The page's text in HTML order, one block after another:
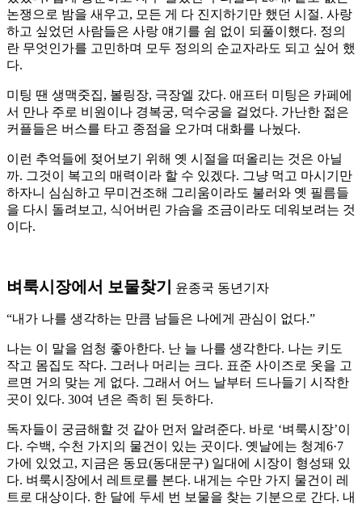
논쟁으로 밤을 새우고, 모든 게 다 진지하기만 했던 시절. 사랑
하고 싶었던 사람들은 사랑 얘기를 쉼 없이 되풀이했다. 정의
란 무엇인가를 고민하며 모두 정의의 순교자라도 되고 싶어 했
다.
미팅 땐 생맥줏집, 볼링장, 극장엘 갔다. 애프터 미팅은 카페에
서 만나 주로 비원이나 경복궁, 덕수궁을 걸었다. 가난한 젊은
커플들은 버스를 타고 종점을 오가며 대화를 나눴다.
이런 추억들에 젖어보기 위해 옛 시절을 떠올리는 것은 아닐
까. 그것이 복고의 매력이라 할 수 있겠다. 그냥 먹고 마시기만
하자니 심심하고 무미건조해 그리움이라도 불러와 옛 필름들
을 다시 돌려보고, 식어버린 가슴을 조금이라도 데워보려는 것
이다.
벼룩시장에서 보물찾기 윤종국 동년기자
“내가 나를 생각하는 만큼 남들은 나에게 관심이 없다.”
나는 이 말을 엄청 좋아한다. 난 늘 나를 생각한다. 나는 키도
작고 몸집도 작다. 그러나 머리는 크다. 표준 사이즈로 옷을 고
르면 거의 맞는 게 없다. 그래서 어느 날부터 드나들기 시작한
곳이 있다. 30여 년은 족히 된 듯하다.
독자들이 궁금해할 것 같아 먼저 알려준다. 바로 ‘벼룩시장’이
다. 수백, 수천 가지의 물건이 있는 곳이다. 옛날에는 청계6·7
가에 있었고, 지금은 동묘(동대문구) 일대에 시장이 형성돼 있
다. 벼룩시장에서 레트로를 본다. 내게는 수만 가지 물건이 레
트로 대상이다. 한 달에 두세 번 보물을 찾는 기분으로 간다. 내